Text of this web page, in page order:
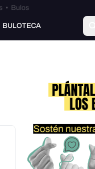
• Bulos
BULOTECA